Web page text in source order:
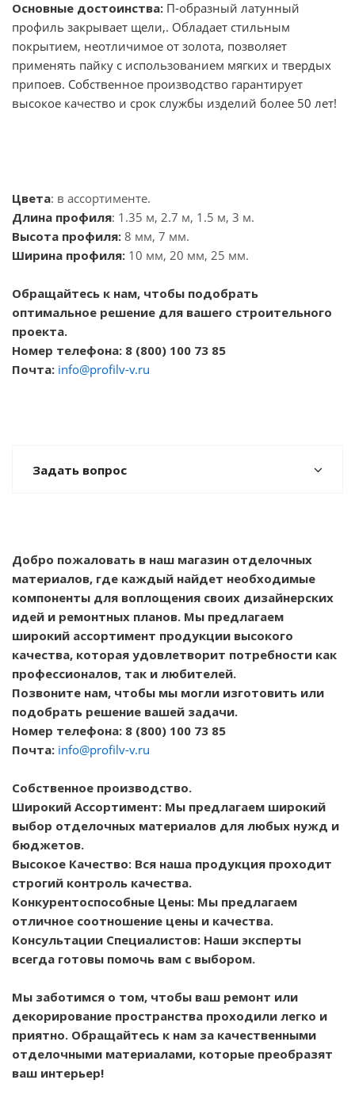
Основные достоинства: П-образный латунный
профиль закрывает щели,. Обладает стильным
покрытием, неотличимое от золота, позволяет
применять пайку с использованием мягких и твердых
припоев. Собственное производство гарантирует
высокое качество и срок службы изделий более 50 лет!
Цвета: в ассортименте.
Длина профиля: 1.35 м, 2.7 м, 1.5 м, 3 м.
Высота профиля: 8 мм, 7 мм.
Ширина профиля: 10 мм, 20 мм, 25 мм.
Обращайтесь к нам, чтобы подобрать
оптимальное решение для вашего строительного
проекта.
Номер телефона: 8 (800) 100 73 85
Почта: info@profilv-v.ru
Задать вопрос
Добро пожаловать в наш магазин отделочных
материалов, где каждый найдет необходимые
компоненты для воплощения своих дизайнерских
идей и ремонтных планов. Мы предлагаем
широкий ассортимент продукции высокого
качества, которая удовлетворит потребности как
профессионалов, так и любителей.
Позвоните нам, чтобы мы могли изготовить или
подобрать решение вашей задачи.
Номер телефона: 8 (800) 100 73 85
Почта: info@profilv-v.ru
Собственное производство.
Широкий Ассортимент: Мы предлагаем широкий
выбор отделочных материалов для любых нужд и
бюджетов.
Высокое Качество: Вся наша продукция проходит
строгий контроль качества.
Конкурентоспособные Цены: Мы предлагаем
отличное соотношение цены и качества.
Консультации Специалистов: Наши эксперты
всегда готовы помочь вам с выбором.
Мы заботимся о том, чтобы ваш ремонт или
декорирование пространства проходили легко и
приятно. Обращайтесь к нам за качественными
отделочными материалами, которые преобразят
ваш интерьер!